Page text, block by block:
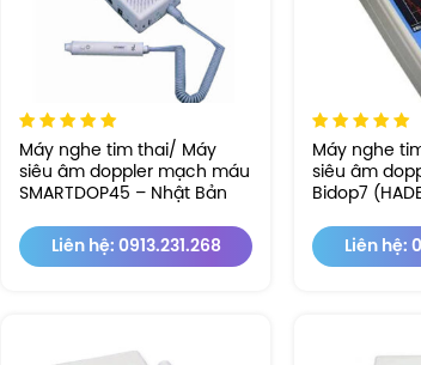
Máy nghe tim thai/ Máy
siêu âm doppler mạch máu
SMARTDOP45 – Nhật Bản
Liên hệ: 0913.231.268
Máy nghe
siêu âm
Bidop7
Liên hệ: